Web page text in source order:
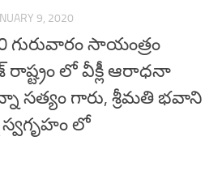
9, 2020
గురువారం సాయంత్రం
రాష్ట్రం లో వీక్లీ ఆరాధనా
సత్యం గారు, శ్రీమతి భవాని
స్వగృహం లో